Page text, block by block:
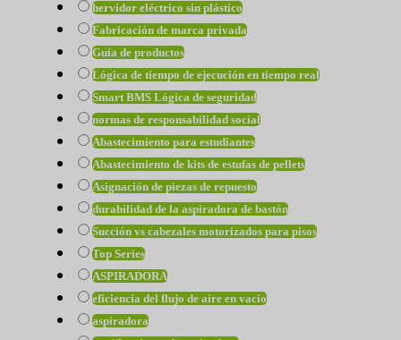
hervidor eléctrico sin plástico
Fabricación de marca privada
Guía de productos
Lógica de tiempo de ejecución en tiempo real
Smart BMS Lógica de seguridad
normas de responsabilidad social
Abastecimiento para estudiantes
Abastecimiento de kits de estufas de pellets
Asignación de piezas de repuesto
durabilidad de la aspiradora de bastón
Succión vs cabezales motorizados para pisos
Top Series
ASPIRADORA
eficiencia del flujo de aire en vacío
aspiradora